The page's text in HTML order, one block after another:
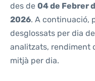
des de 04 de Febrer
2026. A continuació,
desglossats per dia
analitzats, rendiment
mitjà per dia.